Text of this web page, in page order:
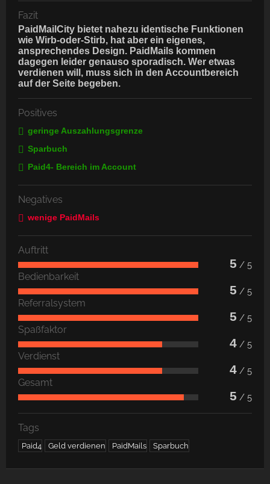
Fazit
PaidMailCity bietet nahezu identische Funktionen
wie Wirb-oder-Stirb, hat aber ein eigenes,
ansprechendes Design. PaidMails kommen
dagegen leider genauso sporadisch. Wer etwas
verdienen will, muss sich in den Accountbereich
auf der Seite begeben.
Positives
geringe Auszahlungsgrenze
Sparbuch
Paid4- Bereich im Account
Negatives
wenige PaidMails
Auftritt
5 / 5
Bedienbarkeit
5 / 5
Referralsystem
5 / 5
Spaßfaktor
4 / 5
Verdienst
4 / 5
Gesamt
5 / 5
Tags
Paid4 Geld verdienen PaidMails Sparbuch